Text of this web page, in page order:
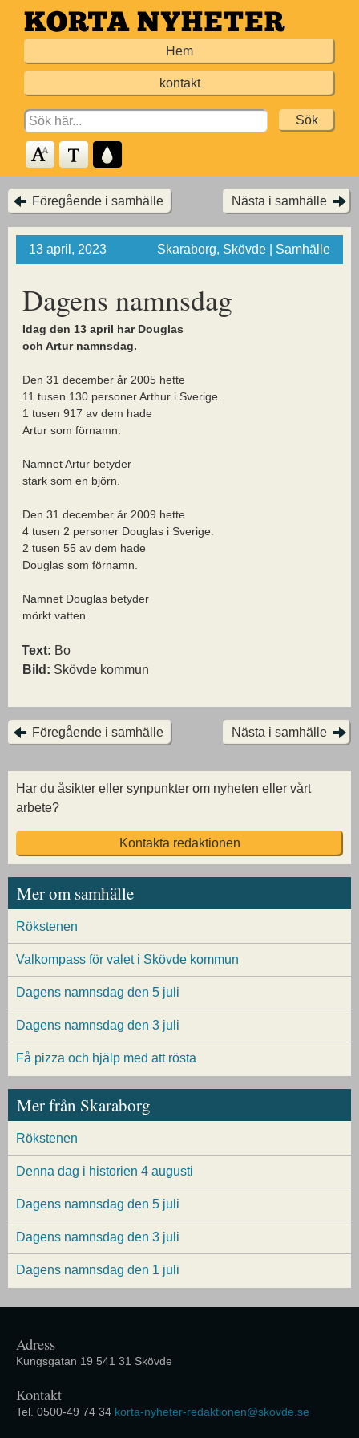
Hoppa
till
Hem
kontakt
Search
for:
Föregående i samhälle Nästa i samhälle
13 april, 2023 Skaraborg, Skövde | Samhälle
Dagens namnsdag
Idag den 13 april har Douglas
och Artur namnsdag.
Den 31 december år 2005 hette
11 tusen 130 personer Arthur i Sverige.
1 tusen 917 av dem hade
Artur som förnamn.
Namnet Artur betyder
stark som en björn.
Den 31 december år 2009 hette
4 tusen 2 personer Douglas i Sverige.
2 tusen 55 av dem hade
Douglas som förnamn.
Namnet Douglas betyder
mörkt vatten.
Text: Bo
Bild: Skövde kommun
Föregående i samhälle Nästa i samhälle
Har du åsikter eller synpunkter om nyheten eller vårt
arbete?
Kontakta redaktionen
Mer om samhälle
Rökstenen
Valkompass för valet i Skövde kommun
Dagens namnsdag den 5 juli
Dagens namnsdag den 3 juli
Få pizza och hjälp med att rösta
Mer från Skaraborg
Rökstenen
Denna dag i historien 4 augusti
Dagens namnsdag den 5 juli
Dagens namnsdag den 3 juli
Dagens namnsdag den 1 juli
Adress
Kungsgatan 19 541 31 Skövde
Kontakt
Tel. 0500-49 74 34 korta-nyheter-redaktionen@skovde.se